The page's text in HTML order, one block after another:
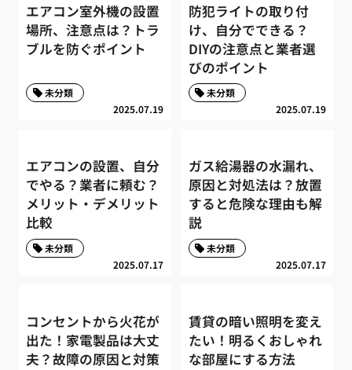
エアコン室外機の設置
場所、注意点は？トラ
ブルを防ぐポイント
2025.07.19
未分類
防犯ライトの取り付
け、自分でできる？
DIYの注意点と業者選
びのポイント
2025.07.19
未分類
エアコンの設置、自分
でやる？業者に頼む？
メリット・デメリット
比較
2025.07.17
未分類
ガス給湯器の水漏れ、
原因と対処法は？放置
すると危険な理由も解
説
2025.07.17
未分類
コンセントから火花が
出た！家電製品は大丈
夫？故障の原因と対策
賃貸の暗い照明を変え
たい！明るくおしゃれ
な部屋にする方法